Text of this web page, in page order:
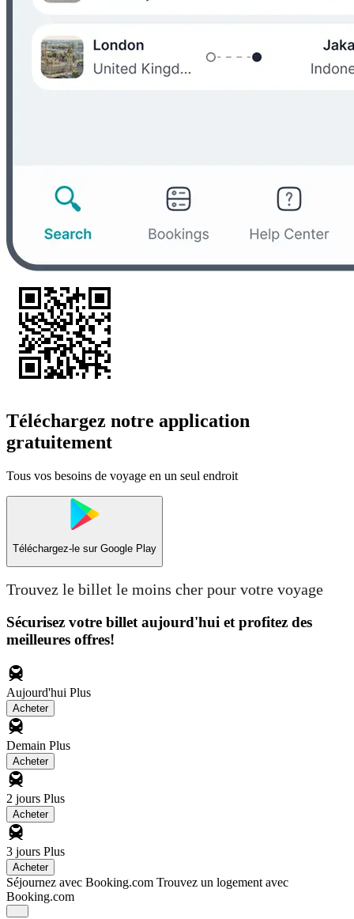
Téléchargez notre application
gratuitement
Tous vos besoins de voyage en un seul endroit
Téléchargez-le sur Google Play
Trouvez le billet le moins cher pour votre voyage
Sécurisez votre billet aujourd'hui et profitez des
meilleures offres!
Aujourd'hui Plus
Acheter
Demain Plus
Acheter
2 jours Plus
Acheter
3 jours Plus
Acheter
Séjournez avec Booking.com Trouvez un logement avec
Booking.com